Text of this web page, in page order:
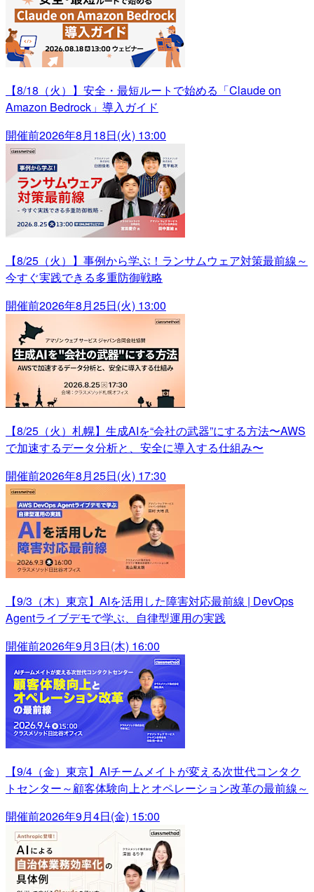
【8/18（火）】安全・最短ルートで始める「Claude on
Amazon Bedrock」導入ガイド
開催前2026年8月18日(火) 13:00
【8/25（火）】事例から学ぶ！ランサムウェア対策最前線～
今すぐ実践できる多重防御戦略
開催前2026年8月25日(火) 13:00
【8/25（火）札幌】生成AIを“会社の武器”にする方法〜AWS
で加速するデータ分析と、安全に導入する仕組み〜
開催前2026年8月25日(火) 17:30
【9/3（木）東京】AIを活用した障害対応最前線 | DevOps
Agentライブデモで学ぶ、自律型運用の実践
開催前2026年9月3日(木) 16:00
【9/4（金）東京】AIチームメイトが変える次世代コンタク
トセンター～顧客体験向上とオペレーション改革の最前線～
開催前2026年9月4日(金) 15:00